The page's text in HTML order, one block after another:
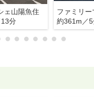
ェ山陽魚住
分
約361m／